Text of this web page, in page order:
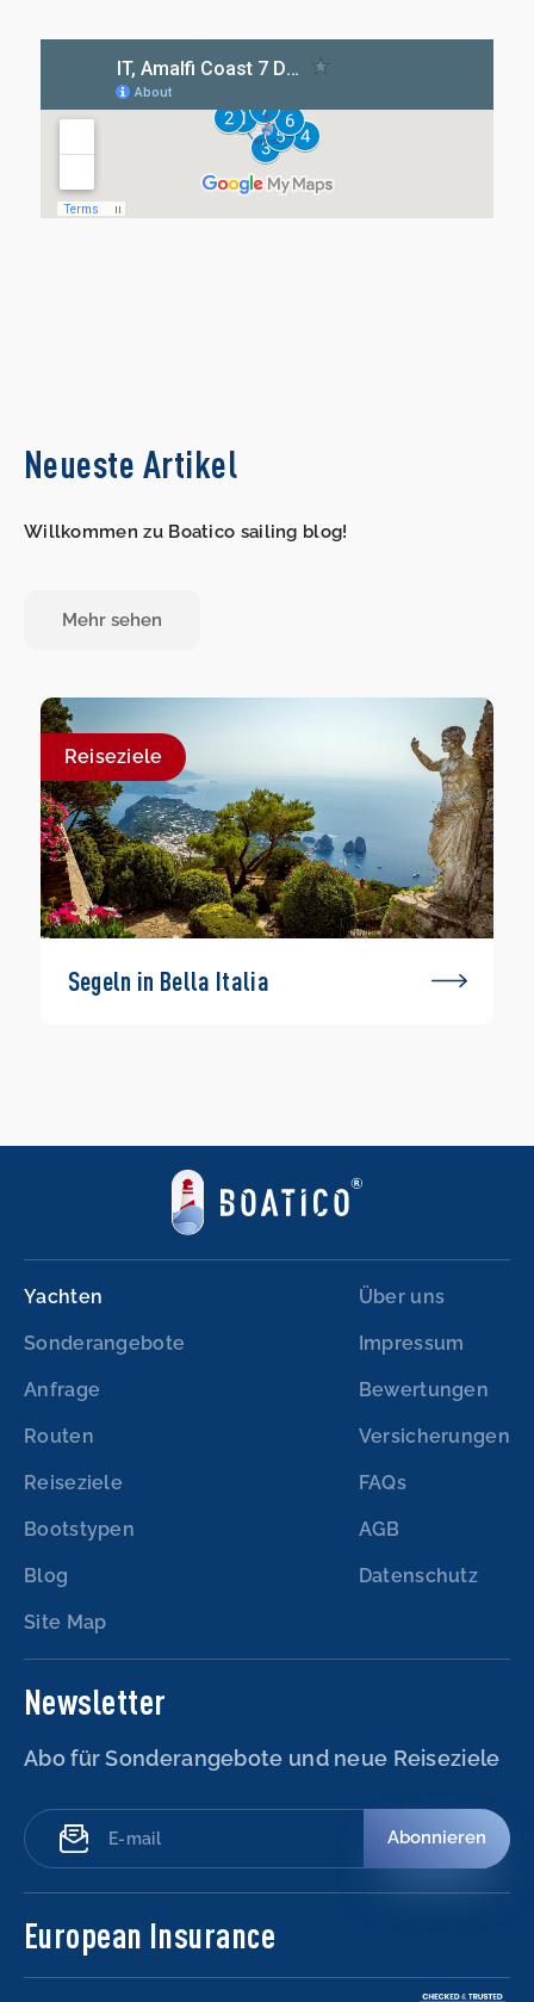
Neueste Artikel
Willkommen zu Boatico sailing blog!
Mehr sehen
Reiseziele
Segeln in Bella Italia
Yachten
Sonderangebote
Anfrage
Routen
Reiseziele
Bootstypen
Blog
Site Map
Über uns
Impressum
Bewertungen
Versicherungen
FAQs
AGB
Datenschutz
Newsletter
Abo für Sonderangebote und neue Reiseziele
Abonnieren
European Insurance